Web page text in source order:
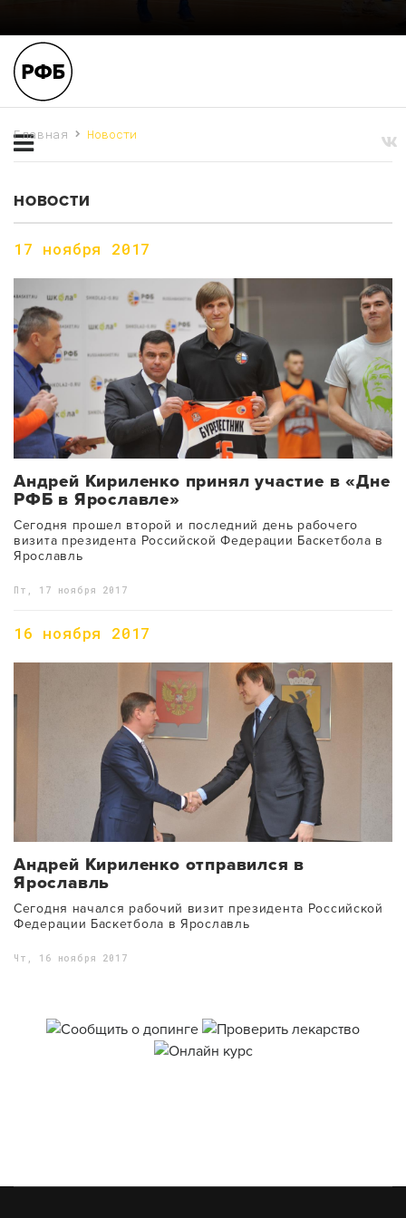
Главная Новости
НОВОСТИ
17 ноября 2017
Андрей Кириленко принял участие в «Дне
РФБ в Ярославле»
Сегодня прошел второй и последний день рабочего
визита президента Российской Федерации Баскетбола в
Ярославль
Пт, 17 ноября 2017
16 ноября 2017
Андрей Кириленко отправился в
Ярославль
Сегодня начался рабочий визит президента Российской
Федерации Баскетбола в Ярославль
Чт, 16 ноября 2017